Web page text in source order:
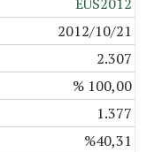
2012/10/21
2.307
% 100,00
1.377
%40,31